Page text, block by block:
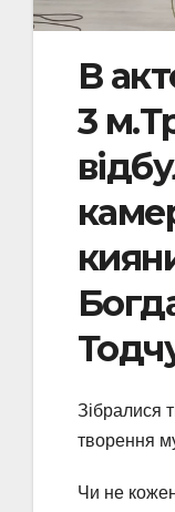
В
3
Зібралися
творення
Чи не